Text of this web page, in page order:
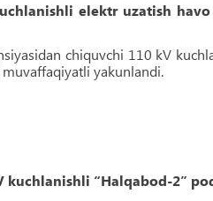
elektr uzatish
chiquvchi 110 kV
yakunlandi.
kuchlanishli “Halqabod-2”